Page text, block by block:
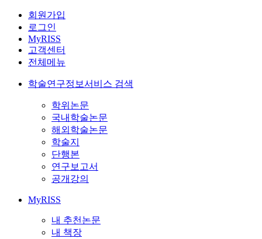
회원가입
로그인
MyRISS
고객센터
전체메뉴
학술연구정보서비스 검색
학위논문
국내학술논문
해외학술논문
학술지
단행본
연구보고서
공개강의
MyRISS
내 추천논문
내 책장